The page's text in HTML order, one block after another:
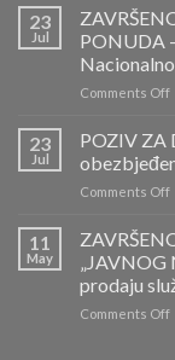
23
Jul
PONUDA
Comments Off
23
Jul
POZIV ZA
Comments Off
–
11
May
„JAVNOG
prodaju
Comments Off